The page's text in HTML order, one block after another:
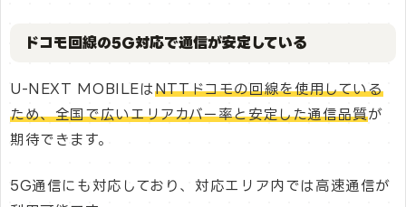
ドコモ回線の5G対応で通信が安定している
U-NEXT MOBILEはNTTドコモの回線を使用している
ため、全国で広いエリアカバー率と安定した通信品質が
期待できます。
5G通信にも対応しており、対応エリア内では高速通信が